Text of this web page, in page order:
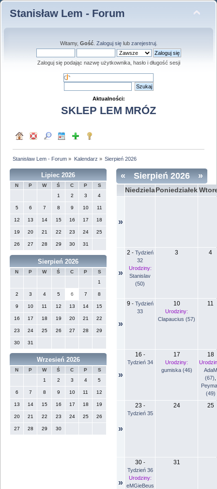
Stanisław Lem - Forum
Witamy, Gość. Zaloguj sięlub zarejestruj.
Zaloguj się podając nazwę użytkownika, hasło i długość sesji
Aktualności:
SKLEP LEM MRÓZ
Stanisław Lem - Forum » Kalendarz » Sierpień 2026
Lipiec 2026
N P W Ś C P
S
1
2 3 4
5 6 7 8 9 10 11
12 13 14 15 16 17 18
19 20 21 22 23 24 25
26 27 28 29 30 31
Sierpień 2026
N P W Ś C P
S
1
2 3 4 5 6 7 8
9 10 11 12 13 14 15
16 17 18 19 20 21 22
23 24 25 26 27 28 29
30 31
Wrzesień 2026
N P W Ś C P
S
1
2 3 4 5
6 7 8 9 10 11 12
13 14 15 16 17 18 19
20 21 22 23 24 25 26
27 28 29 30
« »
Sierpień 2026
Niedziela Poniedziałek
»
»
2 - Tydzień
32
Urodziny:
Stanislav
(50)
3 4
»
9 - Tydzień
33
10
Urodziny:
Clapaucius (57)
11
»
16 -
Tydzień 34
17
Urodziny:
gumiska (46)
18
AdaM
(67)
(49)
»
23 -
Tydzień 35
24 25
»
30-
Tydzień 36
Urodziny:
eMGieBeus
31